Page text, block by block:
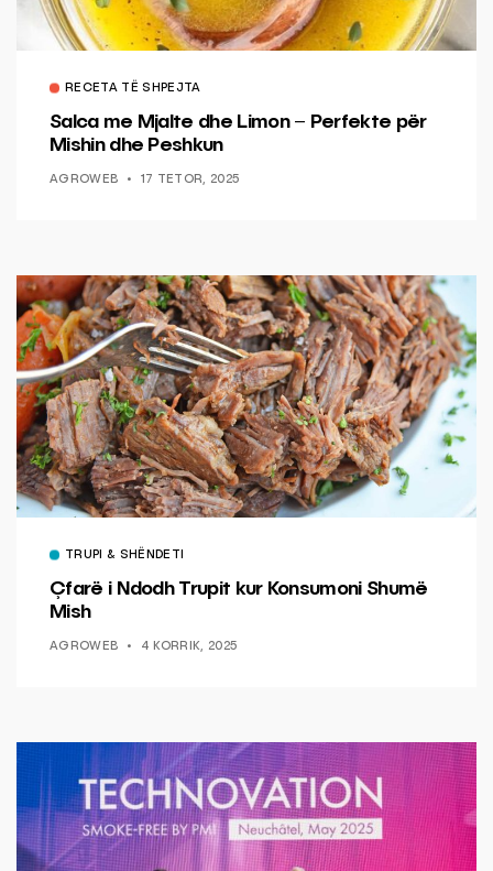
RECETA TË SHPEJTA
Salca me Mjalte dhe Limon – Perfekte për
Mishin dhe Peshkun
AGROWEB 17 TETOR, 2025
TRUPI & SHËNDETI
Çfarë i Ndodh Trupit kur Konsumoni Shumë
Mish
AGROWEB 4 KORRIK, 2025